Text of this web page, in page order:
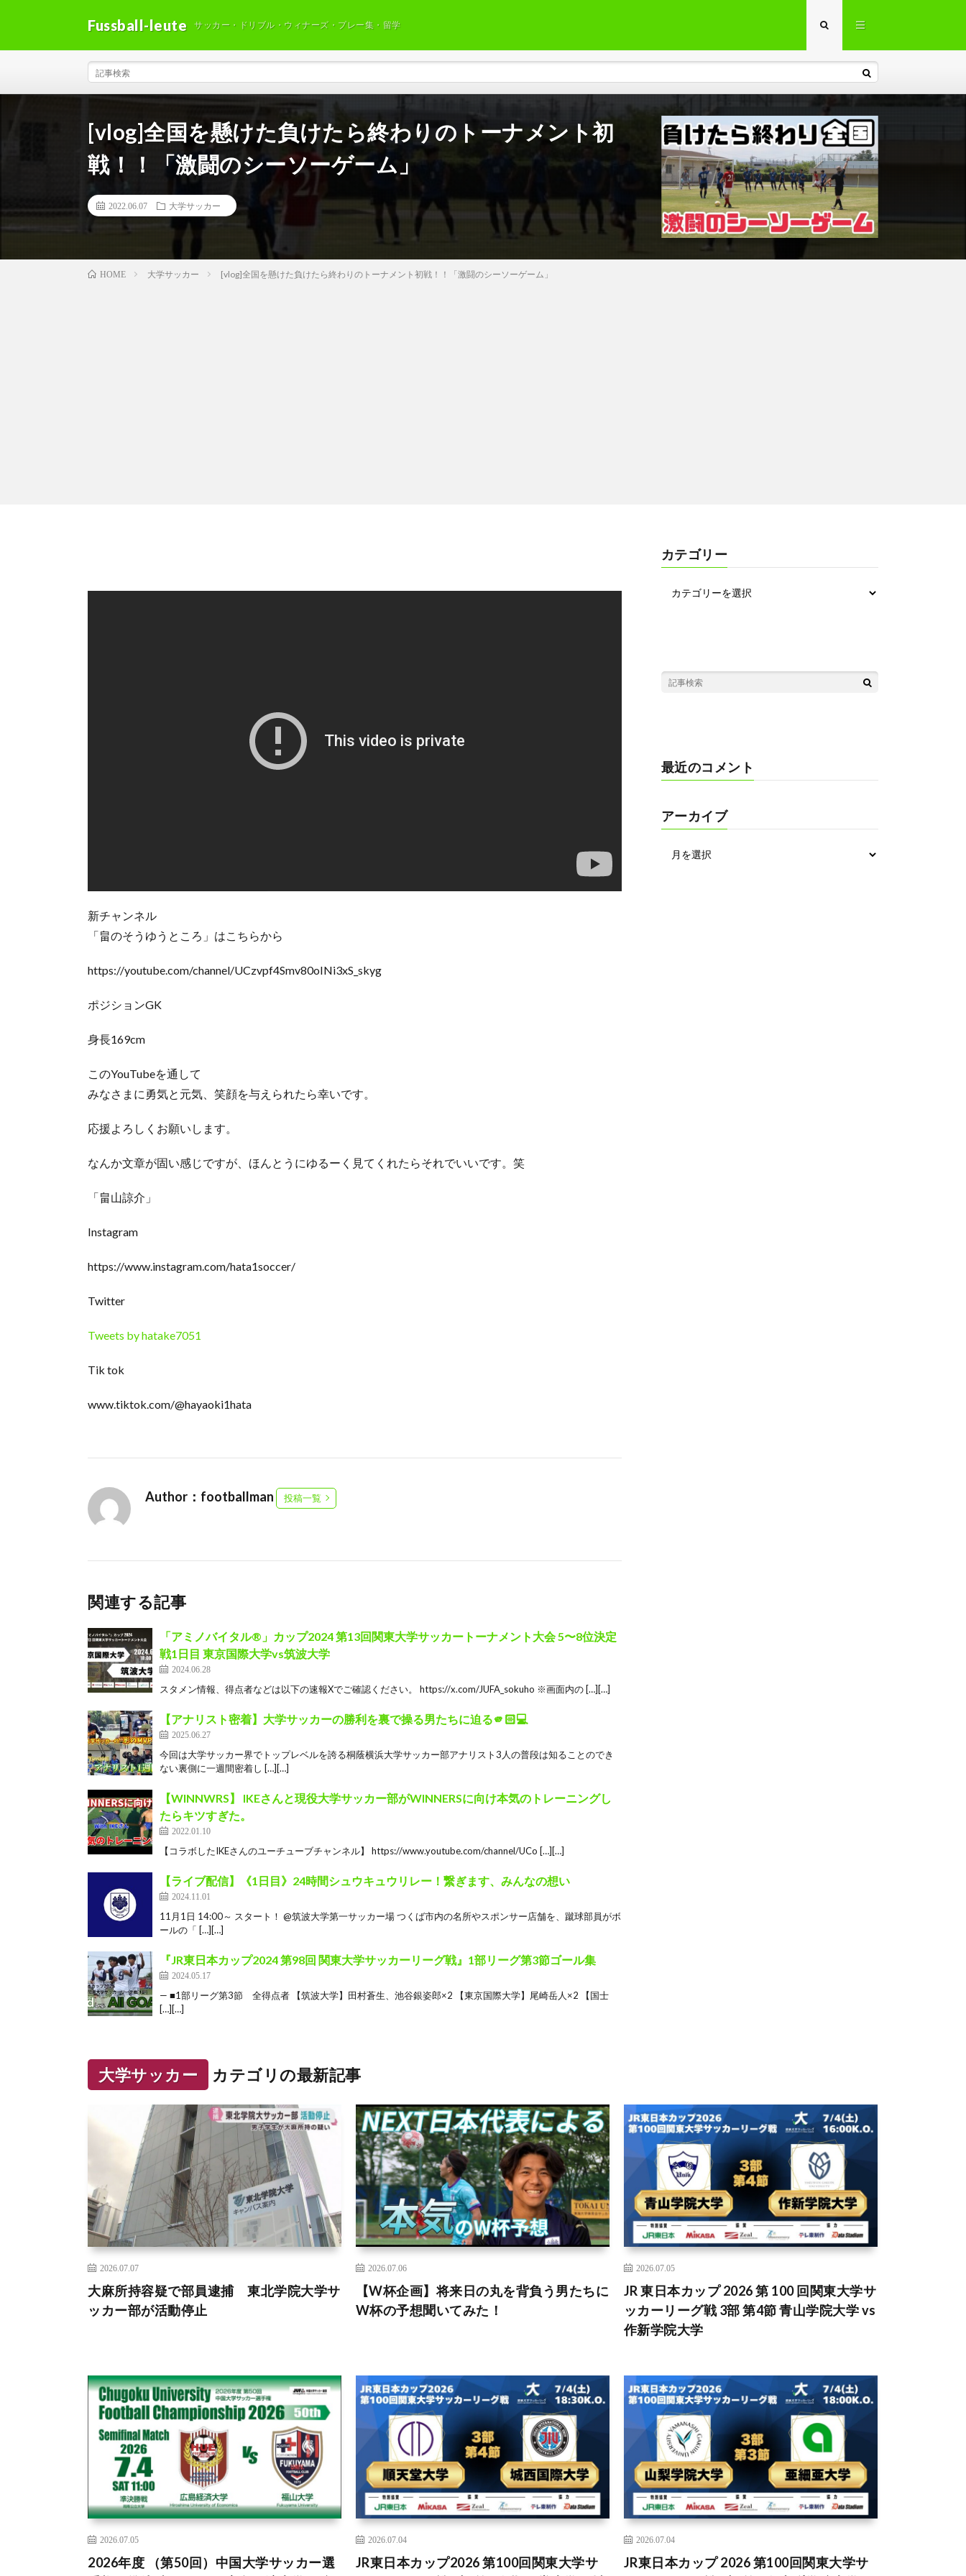
Fussball-leute サッカー・ドリブル・ウィナーズ・プレー集・留学
[vlog]全国を懸けた負けたら終わりのトーナメント初
戦！！「激闘のシーソーゲーム」
2022.06.07 大学サッカー
HOME 大学サッカー [vlog]全国を懸けた負けたら終わりのトーナメント初戦！！「激闘のシーソーゲーム」
新チャンネル
「畠のそうゆうところ」はこちらから
https://youtube.com/channel/UCzvpf4Smv80oINi3xS_skyg
ポジションGK
身長169cm
このYouTubeを通して
みなさまに勇気と元気、笑顔を与えられたら幸いです。
応援よろしくお願いします。
なんか文章が固い感じですが、ほんとうにゆるーく見てくれたらそれでいいです。笑
「畠山諒介」
Instagram
https://www.instagram.com/hata1soccer/
Twitter
Tweets by hatake7051
Tik tok
www.tiktok.com/@hayaoki1hata
Author：footballman 投稿一覧
関連する記事
「アミノバイタル®」カップ2024 第13回関東大学サッカートーナメント大会 5〜8位決定
戦1日目 東京国際大学vs筑波大学
2024.06.28
スタメン情報、得点者などは以下の速報Xでご確認ください。 https://x.com/JUFA_sokuho ※画⾯内の […][…]
【アナリスト密着】大学サッカーの勝利を裏で操る男たちに迫る🫵🏻💻
2025.06.27
今回は大学サッカー界でトップレベルを誇る桐蔭横浜大学サッカー部アナリスト3人の普段は知ることのでき
ない裏側に一週間密着し […][…]
【WINNWRS】 IKEさんと現役大学サッカー部がWINNERSに向け本気のトレーニングし
たらキツすぎた。
2022.01.10
【コラボしたIKEさんのユーチューブチャンネル】 https://www.youtube.com/channel/UCo […][…]
【ライブ配信】《1日目》24時間シュウキュウリレー！繋ぎます、みんなの想い
2024.11.01
11月1日 14:00～ スタート！ @筑波大学第一サッカー場 つくば市内の名所やスポンサー店舗を、蹴球部員がボ
ールの「 […][…]
『JR東日本カップ2024 第98回 関東大学サッカーリーグ戦』1部リーグ第3節ゴール集
2024.05.17
— ■1部リーグ第3節 全得点者 【筑波大学】田村蒼生、池谷銀姿郎×2 【東京国際大学】尾崎岳人×2 【国士
[…][…]
カテゴリー
最近のコメント
アーカイブ
大学サッカー カテゴリの最新記事
2026.07.07
大麻所持容疑で部員逮捕 東北学院大学サ
ッカー部が活動停止
2026.07.06
【W杯企画】将来日の丸を背負う男たちに
W杯の予想聞いてみた！
2026.07.05
JR 東日本カップ 2026 第 100 回関東大学サ
ッカーリーグ戦 3部 第4節 青山学院大学 vs
作新学院大学
2026.07.05
2026年度 （第50回）中国大学サッカー選
2026.07.04
JR東日本カップ2026 第100回関東大学サ
2026.07.04
JR東日本カップ 2026 第100回関東大学サ